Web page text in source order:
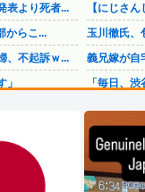
表より死者...
からこ...
、不起訴ｗ...
斉点検
生活に。...
時計も車...
販予...
【にじさ
玉川徹氏、
義兄嫁が自
「毎日、
日本製紙の
兄嫁「正月
【恐怖動画
【速報】